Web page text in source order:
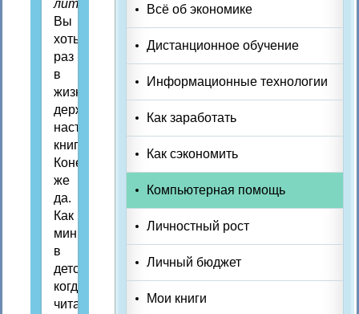
литературы!
Вы
хоть
раз
в
жизни
держали
настоящую
книгу?
Конечно
же
да.
Как
минимум,
в
детстве,
когда
читали
Всё об экономике
Дистанционное обучение
Информационные технологии
Как заработать
Как сэкономить
Компьютерная помощь
Личностный рост
Личный бюджет
Мои книги